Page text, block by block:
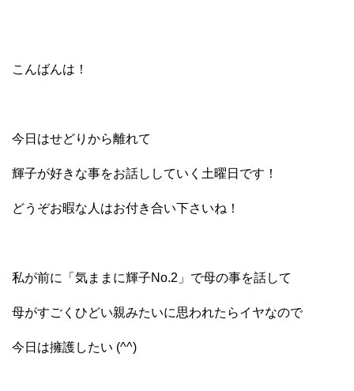
こんばんは！
今日はせどりから離れて
輝子が好きな事をお話ししていく土曜日です！
どうぞお暇な人はお付き合い下さいね！
私が前に「気ままに輝子No.2」で母の事を話して
母がすごくひどい親みたいに思われたらイヤなので
今日は擁護したい (^^)